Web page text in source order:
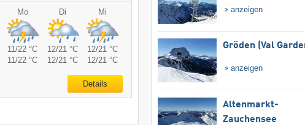
Mo Di Mi
11/22 °C 12/21 °C
12/21 °C
11/22 °C 12/21 °C 12/21 °C
Details
anzeigen
Gröden (Val
anzeigen
Altenmarkt-
Zauchensee